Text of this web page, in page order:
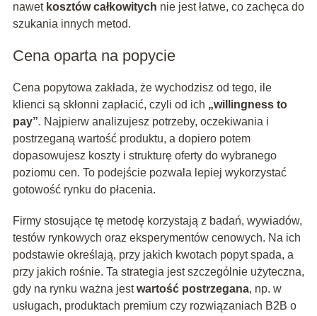
nawet kosztów całkowitych nie jest łatwe, co zachęca do
szukania innych metod.
Cena oparta na popycie
Cena popytowa zakłada, że wychodzisz od tego, ile
klienci są skłonni zapłacić, czyli od ich „willingness to
pay”. Najpierw analizujesz potrzeby, oczekiwania i
postrzeganą wartość produktu, a dopiero potem
dopasowujesz koszty i strukturę oferty do wybranego
poziomu cen. To podejście pozwala lepiej wykorzystać
gotowość rynku do płacenia.
Firmy stosujące tę metodę korzystają z badań, wywiadów,
testów rynkowych oraz eksperymentów cenowych. Na ich
podstawie określają, przy jakich kwotach popyt spada, a
przy jakich rośnie. Ta strategia jest szczególnie użyteczna,
gdy na rynku ważna jestwartość postrzegana, np. w
usługach, produktach premium czy rozwiązaniach B2B o